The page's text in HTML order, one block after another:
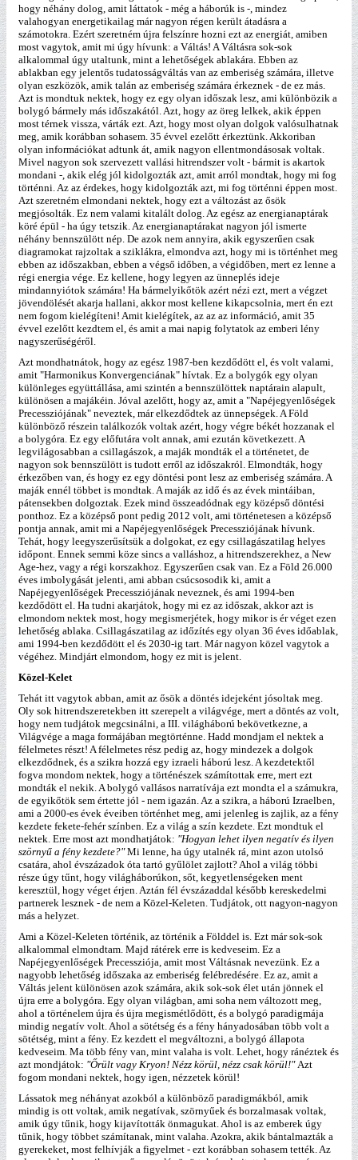
hogy néhány dolog, amit láttatok - még a háborúk is -, mindez
valahogyan energetikailag már nagyon régen került átadásra a
számotokra. Ezért szeretném újra felszínre hozni ezt az energiát, amiben
most vagytok, amit mi úgy hívunk: a Váltás! A Váltásra sok-sok
alkalommal úgy utaltunk, mint a lehetőségek ablakára. Ebben az
ablakban egy jelentős tudatosságváltás van az emberiség számára, illetve
olyan eszközök, amik talán az emberiség számára érkeznek - de ez más.
Azt is mondtuk nektek, hogy ez egy olyan időszak lesz, ami különbözik a
bolygó bármely más időszakától. Azt, hogy az öreg lelkek, akik éppen
most térnek vissza, várták ezt. Azt, hogy most olyan dolgok valósulhatnak
meg, amik korábban sohasem. 35 évvel ezelőtt érkeztünk. Akkoriban
olyan információkat adtunk át, amik nagyon ellentmondásosak voltak.
Mivel nagyon sok szervezett vallási hitrendszer volt - bármit is akartok
mondani -, akik elég jól kidolgozták azt, amit arról mondtak, hogy mi fog
történni. Az az érdekes, hogy kidolgozták azt, mi fog történni éppen most.
Azt szeretném elmondani nektek, hogy ezt a változást az ősök
megjósolták. Ez nem valami kitalált dolog. Az egész az energianaptárak
köré épül - ha úgy tetszik. Az energianaptárakat nagyon jól ismerte
néhány bennszülött nép. De azok nem annyira, akik egyszerűen csak
diagramokat rajzoltak a sziklákra, elmondva azt, hogy mi is történhet meg
ebben az időszakban, ebben a végső időben, a végidőben, mert ez lenne a
régi energia vége. Ez kellene, hogy legyen az ünneplés ideje
mindannyiótok számára! Ha bármelyikőtök azért nézi ezt, mert a végzet
jövendölését akarja hallani, akkor most kellene kikapcsolnia, mert én ezt
nem fogom kielégíteni! Amit kielégítek, az az az információ, amit 35
évvel ezelőtt kezdtem el, és amit a mai napig folytatok az emberi lény
nagyszerűségéről.
Azt mondhatnátok, hogy az egész 1987-ben kezdődött el, és volt valami,
amit "Harmonikus Konvergenciának" hívtak. Ez a bolygók egy olyan
különleges együttállása, ami szintén a bennszülöttek naptárain alapult,
különösen a majákéin. Jóval azelőtt, hogy az, amit a "Napéjegyenlőségek
Precessziójának" neveztek, már elkezdődtek az ünnepségek. A Föld
különböző részein találkozók voltak azért, hogy végre békét hozzanak el
a bolygóra. Ez egy előfutára volt annak, ami ezután következett. A
legvilágosabban a csillagászok, a maják mondták el a történetet, de
nagyon sok bennszülött is tudott erről az időszakról. Elmondták, hogy
érkezőben van, és hogy ez egy döntési pont lesz az emberiség számára. A
maják ennél többet is mondtak. A maják az idő és az évek mintáiban,
pátensekben dolgoztak. Ezek mind összeadódnak egy középső döntési
ponthoz. Ez a középső pont pedig 2012 volt, ami történetesen a középső
pontja annak, amit mi a Napéjegyenlőségek Precessziójának hívunk.
Tehát, hogy leegyszerűsítsük a dolgokat, ez egy csillagászatilag helyes
időpont. Ennek semmi köze sincs a valláshoz, a hitrendszerekhez, a New
Age-hez, vagy a régi korszakhoz. Egyszerűen csak van. Ez a Föld 26.000
éves imbolygását jelenti, ami abban csúcsosodik ki, amit a
Napéjegyenlőségek Precessziójának neveznek, és ami 1994-ben
kezdődött el. Ha tudni akarjátok, hogy mi ez az időszak, akkor azt is
elmondom nektek most, hogy megismerjétek, hogy mikor is ér véget ezen
lehetőség ablaka. Csillagászatilag az időzítés egy olyan 36 éves időablak,
ami 1994-ben kezdődött el és 2030-ig tart. Már nagyon közel vagytok a
végéhez. Mindjárt elmondom, hogy ez mit is jelent.
Közel-Kelet
Tehát itt vagytok abban, amit az ősök a döntés idejeként jósoltak meg.
Oly sok hitrendszeretekben itt szerepelt a világvége, mert a döntés az volt,
hogy nem tudjátok megcsinálni, a III. világháború bekövetkezne, a
Világvége a maga formájában megtörténne. Hadd mondjam el nektek a
félelmetes részt! A félelmetes rész pedig az, hogy mindezek a dolgok
elkezdődnek, és a szikra hozzá egy izraeli háború lesz. A kezdetektől
fogva mondom nektek, hogy a történészek számítottak erre, mert ezt
mondták el nekik. A bolygó vallásos narratívája ezt mondta el a számukra,
de egyikőtök sem értette jól - nem igazán. Az a szikra, a háború Izraelben,
ami a 2000-es évek éveiben történhet meg, ami jelenleg is zajlik, az a fény
kezdete fekete-fehér színben. Ez a világ a szín kezdete. Ezt mondtuk el
nektek. Erre most azt mondhatjátok: "Hogyan lehet ilyen negatív és ilyen
szörnyű a fény kezdete?"Mi lenne, ha úgy utalnék rá, mint azon utolsó
csatára, ahol évszázadok óta tartó gyűlölet zajlott? Ahol a világ többi
része úgy tűnt, hogy világháborúkon, sőt, kegyetlenségeken ment
keresztül, hogy véget érjen. Aztán fél évszázaddal később kereskedelmi
partnerek lesznek - de nem a Közel-Keleten. Tudjátok, ott nagyon-nagyon
más a helyzet.
Ami a Közel-Keleten történik, az történik a Földdel is. Ezt már sok-sok
alkalommal elmondtam. Majd rátérek erre is kedveseim. Ez a
Napéjegyenlőségek Precessziója, amit most Váltásnak nevezünk. Ez a
nagyobb lehetőség időszaka az emberiség felébredésére. Ez az, amit a
Váltás jelent különösen azok számára, akik sok-sok élet után jönnek el
újra erre a bolygóra. Egy olyan világban, ami soha nem változott meg,
ahol a történelem újra és újra megismétlődött, és a bolygó paradigmája
mindig negatív volt. Ahol a sötétség és a fény hányadosában több volt a
sötétség, mint a fény. Ez kezdett el megváltozni, a bolygó állapota
kedveseim. Ma több fény van, mint valaha is volt. Lehet, hogy ránéztek és
azt mondjátok: "Őrült vagy Kryon! Nézz körül, nézz csak körül!"Azt
fogom mondani nektek, hogy igen, nézzetek körül!
Lássatok meg néhányat azokból a különböző paradigmákból, amik
mindig is ott voltak, amik negatívak, szörnyűek és borzalmasak voltak,
amik úgy tűnik, hogy kijavították önmagukat. Ahol is az emberek úgy
tűnik, hogy többet számítanak, mint valaha. Azokra, akik bántalmazták a
gyerekeket, most felhívják a figyelmet - ezt korábban sohasem tették. Az